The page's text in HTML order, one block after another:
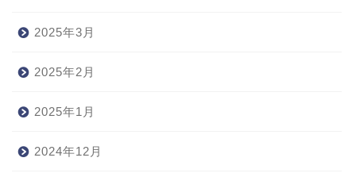
2025年3月
2025年2月
2025年1月
2024年12月